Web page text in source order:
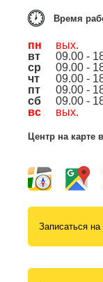
Время
пн
вых.
вт
09.00 -
ср
09.00 -
чт
09.00 -
пт
09.00 -
сб
09.00 -
вс
вых.
Центр на карте
Записаться